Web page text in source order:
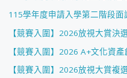
115學年度申請入學第二階段
【競賽入圍】2026放視大賞決
【競賽入圍】2026 A+文化資
【競賽入圍】2026放視大賞複